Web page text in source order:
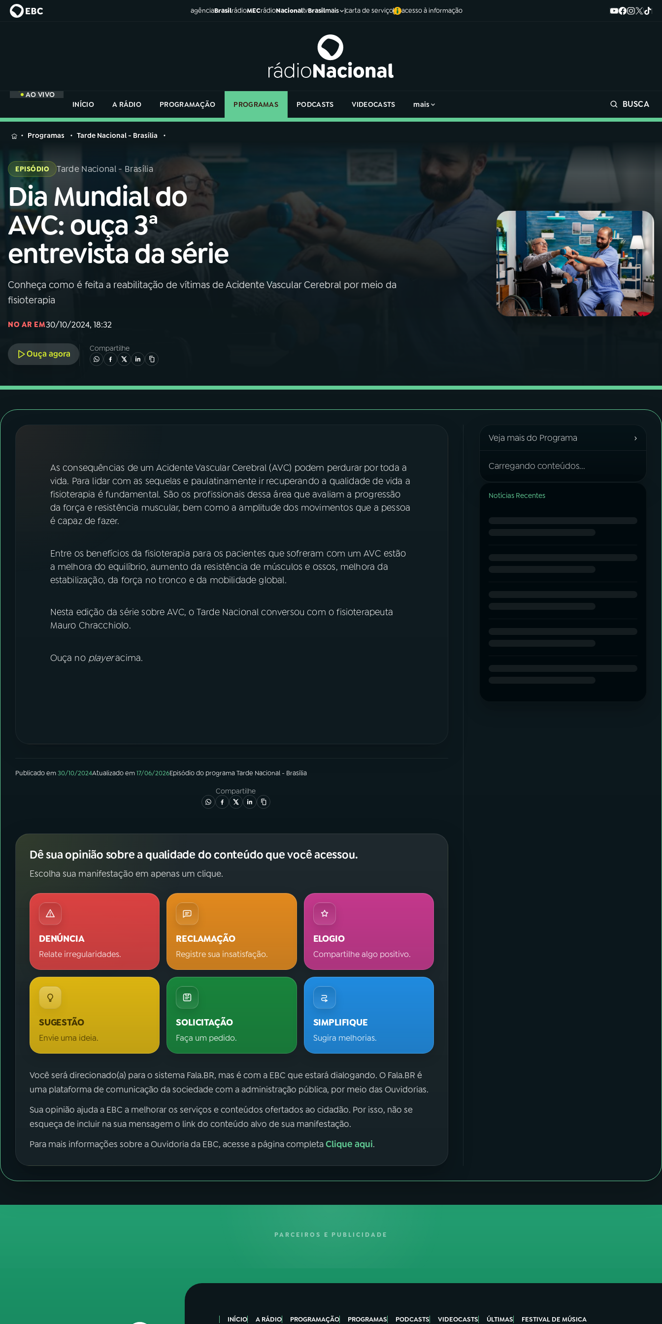
agênciaBrasilrádioMECrádioNacionaltvBrasilmais carta de serviço acesso à informação
AO VIVO
INÍCIO
A RÁDIO PROGRAMAÇÃO PROGRAMAS PODCASTS VIDEOCASTS mais BUSCA
MENU
Buscar
na
Rádio
Nacional
Buscar
01 INÍCIO
A RÁDIO
04PROGRAMAS
06VIDEOCASTS
FESTIVAL DE MÚSICA
ACOMPANHE A RÁDIO NACIONAL
Instagram X
na
Rádio
Nacional
Programas Tarde Nacional - Brasília
EPISÓDIO Tarde Nacional - Brasília
Dia Mundial do
AVC: ouça 3ª
entrevista da série
Conheça como é feita a reabilitação de vítimas de Acidente Vascular Cerebral por meio da
fisioterapia
NO AR EM30/10/2024, 18:32
Ouça agora
Compartilhe
As consequências de um Acidente Vascular Cerebral (AVC) podem perdurar por toda a
vida. Para lidar com as sequelas e paulatinamente ir recuperando a qualidade de vida a
fisioterapia é fundamental. São os profissionais dessa área que avaliam a progressão
da força e resistência muscular, bem como a amplitude dos movimentos que a pessoa
é capaz de fazer.
Entre os benefícios da fisioterapia para os pacientes que sofreram com um AVC estão
a melhora do equilíbrio, aumento da resistência de músculos e ossos, melhora da
estabilização, da força no tronco e da mobilidade global.
Nesta edição da série sobre AVC, o Tarde Nacional conversou com o fisioterapeuta
Mauro Chracchiolo.
Ouça no playeracima.
Publicado em30/10/2024Atualizado em17/06/2026Episódiodo programaTarde Nacional - Brasília
Compartilhe
Dê sua opinião sobre a qualidade do conteúdo que você acessou.
Escolha sua manifestação em apenas um clique.
DENÚNCIA
Relate irregularidades.
RECLAMAÇÃO
Registre sua insatisfação.
ELOGIO
Compartilhe algo positivo.
SUGESTÃO
Envie uma ideia.
SOLICITAÇÃO
Faça um pedido.
SIMPLIFIQUE
Sugira melhorias.
Você será direcionado(a) para o sistema Fala.BR, mas é com a EBC que estará dialogando. O Fala.BR é
uma plataforma de comunicação da sociedade com a administração pública, por meio das Ouvidorias.
Sua opinião ajuda a EBC a melhorar os serviços e conteúdos ofertados ao cidadão. Por isso, não se
esqueça de incluir na sua mensagem o link do conteúdo alvo de sua manifestação.
Para mais informações sobre a Ouvidoria da EBC, acesse a página completaClique aqui.
Veja mais do Programa ›
Carregando conteúdos...
Notícias Recentes
PARCEIROS E PUBLICIDADE
INÍCIO A RÁDIO PROGRAMAÇÃO PROGRAMAS PODCASTS VIDEOCASTS ÚLTIMAS FESTIVAL DE MÚSICA